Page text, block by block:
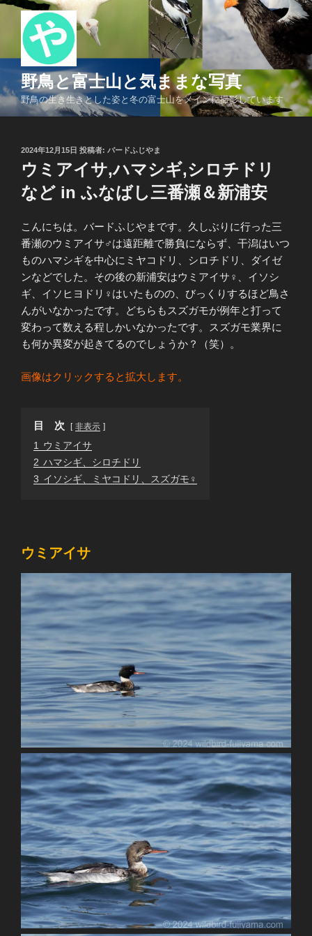
コ
ン
へ
ス
野鳥と富士山と気ままな写真
野鳥の生き生きとした姿と冬の富士山をメインに撮影しています
投
日:
2024年12月15日 投稿者: バードふじやま
ウミアイサ,ハマシギ,シロチドリ
など in ふなばし三番瀬＆新浦安
こんにちは。バードふじやまです。久しぶりに行った三
番瀬のウミアイサ♂は遠距離で勝負にならず、干潟はいつ
ものハマシギを中心にミヤコドリ、シロチドリ、ダイゼ
ンなどでした。その後の新浦安はウミアイサ♀、イソシ
ギ、イソヒヨドリ♀はいたものの、びっくりするほど鳥さ
んがいなかったです。どちらもスズガモが例年と打って
変わって数える程しかいなかったです。スズガモ業界に
も何か異変が起きてるのでしょうか？（笑）。
画像はクリックすると拡大します。
目 次 非表示
1
ウミアイサ
2 ハマシギ、シロチドリ
3 イソシギ、ミヤコドリ、スズガモ♀
ウミアイサ